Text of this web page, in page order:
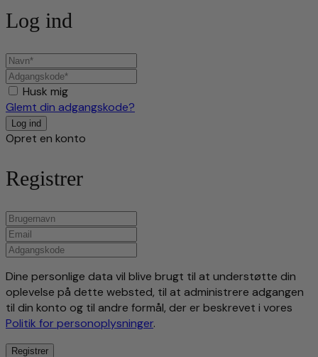
Log ind
Husk mig
Glemt din adgangskode?
Opret en konto
Registrer
Dine personlige data vil blive brugt til at understøtte din
oplevelse på dette websted, til at administrere adgangen
til din konto og til andre formål, der er beskrevet i vores
Politik for personoplysninger.